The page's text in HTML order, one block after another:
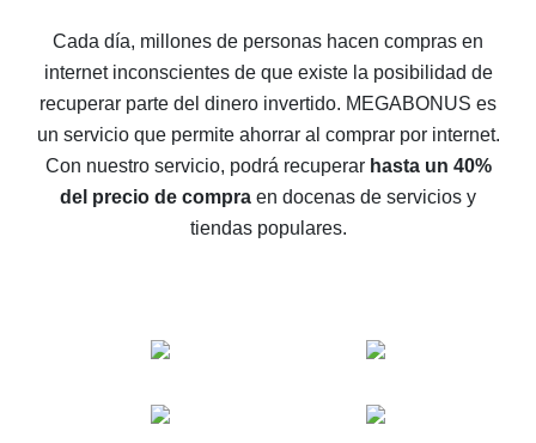
AliExpress
Cómo obtener el reembolso en AliExpress: formas
sencillas de recuperar el dinero
Reembolso del 10% en AliExpress: lo imposible es
posible
El reembolso más rentable en AliExpress: cómo
encontrarlo
Cada día, millones de personas hacen compras en
internet inconscientes de que existe la posibilidad de
recuperar parte del dinero invertido. MEGABONUS es
un servicio que permite ahorrar al comprar por internet.
Con nuestro servicio, podrá recuperar hasta un 40%
del precio de compra en docenas de servicios y
tiendas populares.